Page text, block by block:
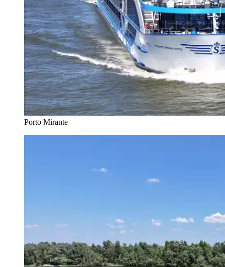
Porto Mirante